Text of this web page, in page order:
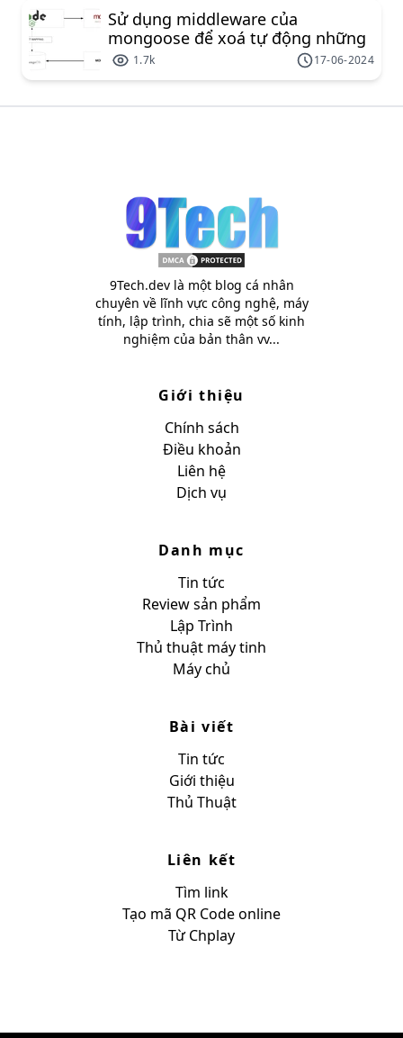
Sử dụng middleware của
mongoose để xoá tự động những
document liên kết
1.7k 17-06-2024
9Tech.dev là một blog cá nhân
chuyên về lĩnh vực công nghệ, máy
tính, lập trình, chia sẽ một số kinh
nghiệm của bản thân vv...
Giới thiệu
Chính sách
Điều khoản
Liên hệ
Dịch vụ
Danh mục
Tin tức
Review sản phẩm
Lập Trình
Thủ thuật máy tinh
Máy chủ
Bài viết
Tin tức
Giới thiệu
Thủ Thuật
Liên kết
Tìm link
Tạo mã QR Code online
Từ Chplay